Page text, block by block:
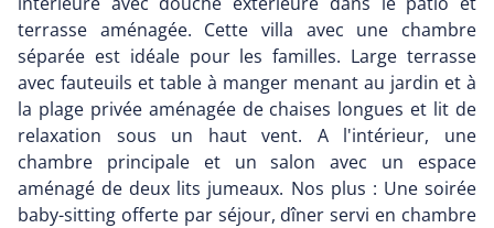
terrasse aménagée. Cette villa avec une chambre
séparée est idéale pour les familles. Large terrasse
avec fauteuils et table à manger menant au jardin et à
la plage privée aménagée de chaises longues et lit de
relaxation sous un haut vent. A l'intérieur, une
chambre principale et un salon avec un espace
aménagé de deux lits jumeaux. Nos plus : Une soirée
baby-sitting offerte par séjour, dîner servi en chambre